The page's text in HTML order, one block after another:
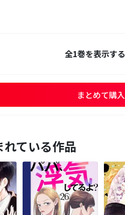
全1巻を表示する
まとめて購入
ている作品